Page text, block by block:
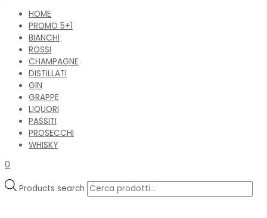
HOME
PROMO 5+1
BIANCHI
ROSSI
CHAMPAGNE
DISTILLATI
GIN
GRAPPE
LIQUORI
PASSITI
PROSECCHI
WHISKY
0
Products search